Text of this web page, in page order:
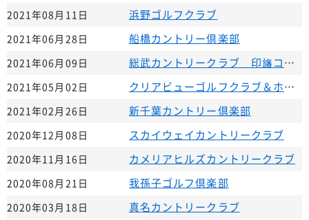
2021年08月11日 浜野ゴルフクラブ
2021年06月28日 船橋カントリー倶楽部
2021年06月09日 総武カントリークラブ 印旛コース
2021年05月02日 クリアビューゴルフクラブ＆ホテル
2021年02月26日 新千葉カントリー倶楽部
2020年12月08日 スカイウェイカントリークラブ
2020年11月16日 カメリアヒルズカントリークラブ
2020年08月21日 我孫子ゴルフ倶楽部
2020年03月18日 真名カントリークラブ